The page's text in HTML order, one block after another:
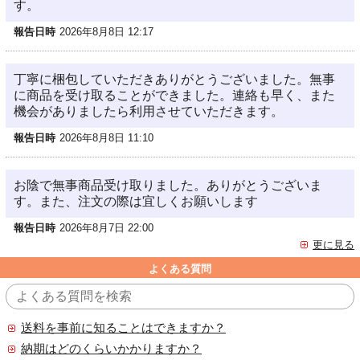
す。
報告日時 2026年8月8日 12:17
丁寧に梱包していただきありがとうございました。無事
に商品を受け取ることができました。連絡も早く、また
機会がありましたら利用させていただきます。
報告日時 2026年8月8日 11:10
お陰で無事商品受け取りました。ありがとうございま
す。また、注文の際は宜しくお願いします
報告日時 2026年8月7日 22:00
更に見る
よくある質問
送料を事前に知ることはできますか？
納期はどのくらいかかりますか？